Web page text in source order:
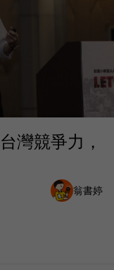
灣競爭力，
翁書婷